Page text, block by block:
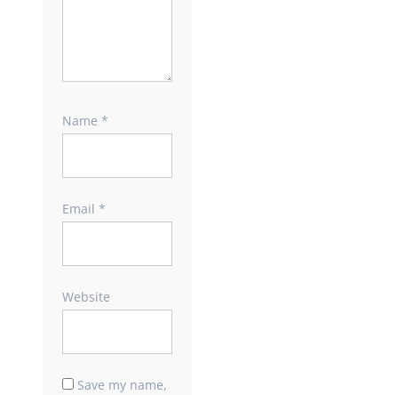
Name *
Email *
Website
Save my name,